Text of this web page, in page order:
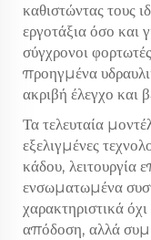
καθιστώντας τους
εργοτάξια όσο και
σύγχρονοι
προηγμένα
ακριβή έλεγχο και
Τα τελευταία
εξελιγμένες
κάδου, λειτουργία
ενσωματωμένα
χαρακτηριστικά
απόδοση, αλλά